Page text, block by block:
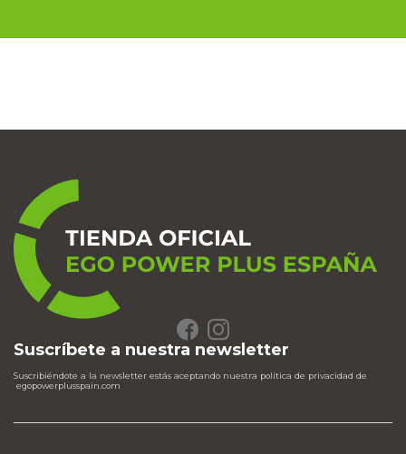
Suscríbete a nuestra newsletter
Suscribiéndote a la newsletter estás aceptando nuestra política de privacidad de
egopowerplusspain.com